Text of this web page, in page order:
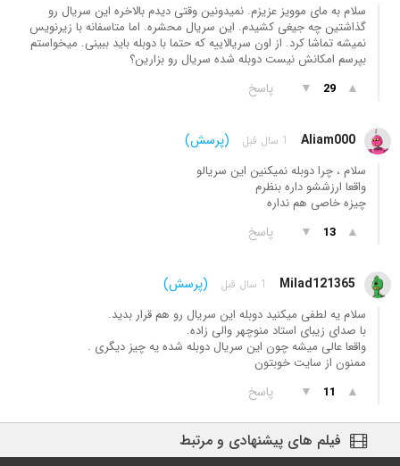
سلام به مای موویز عزیزم. نمیدونین وقتی دیدم بالاخره این سریال رو
گذاشتین چه جیغی کشیدم. این سریال محشره. اما متاسفانه با زیرنویس
نمیشه تماشا کرد. از اون سریالاییه که حتما با دوبله باید ببینی. میخواستم
بپرسم امکانش نیست دوبله شده سریال رو بزارین؟
▲
29
▼ پاسخ
Aliam000 1 سال قبل (پرسش)
سلام ، چرا دوبله نمیکنین این سریالو
واقعا ارزششو داره بنظرم
چیزه خاصی هم نداره
▲
13
▼ پاسخ
Milad121365 1 سال قبل (پرسش)
سلام یه لطفی میکنید دوبله این سریال رو هم قرار بدید.
با صدای زیبای استاد منوچهر والی زاده.
واقعا عالی میشه چون این سریال دوبله شده یه چیز دیگری .
ممنون از سایت خوبتون
▲
11
▼ پاسخ
فیلم های پیشنهادی و مرتبط